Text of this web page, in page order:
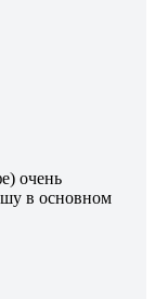
очень
в основном